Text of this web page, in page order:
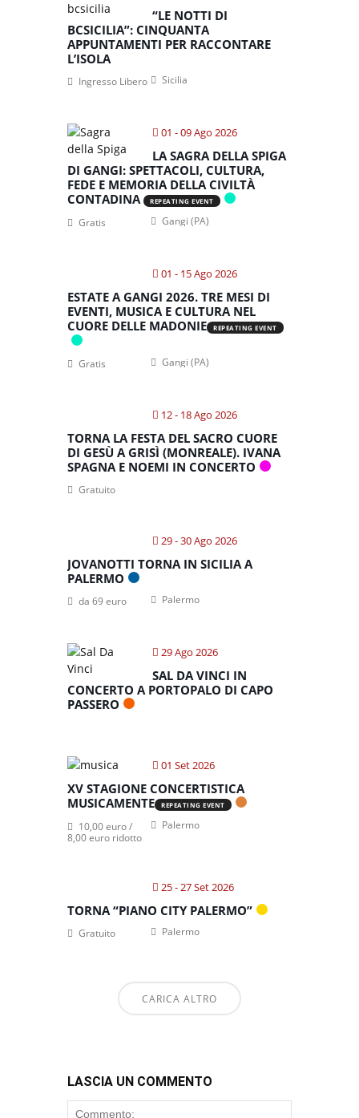
“LE NOTTI DI
BCSICILIA”: CINQUANTA
APPUNTAMENTI PER RACCONTARE
L’ISOLA
Sicilia
Ingresso Libero
01 - 09 Ago 2026
LA SAGRA DELLA SPIGA
DI GANGI: SPETTACOLI, CULTURA,
FEDE E MEMORIA DELLA CIVILTÀ
CONTADINA
REPEATING EVENT
Gangi (PA)
Gratis
01 - 15 Ago 2026
ESTATE A GANGI 2026. TRE MESI DI
EVENTI, MUSICA E CULTURA NEL
CUORE DELLE MADONIE
REPEATING EVENT
Gangi (PA)
Gratis
12 - 18 Ago 2026
TORNA LA FESTA DEL SACRO CUORE
DI GESÙ A GRISÌ (MONREALE). IVANA
SPAGNA E NOEMI IN CONCERTO
Gratuito
29 - 30 Ago 2026
JOVANOTTI TORNA IN SICILIA A
PALERMO
Palermo
da 69 euro
29 Ago 2026
SAL DA VINCI IN
CONCERTO A PORTOPALO DI CAPO
PASSERO
01 Set 2026
XV STAGIONE CONCERTISTICA
MUSICAMENTE
REPEATING EVENT
Palermo
10,00 euro /
8,00 euro ridotto
25 - 27 Set 2026
TORNA “PIANO CITY PALERMO”
Palermo
Gratuito
CARICA ALTRO
LASCIA UN COMMENTO